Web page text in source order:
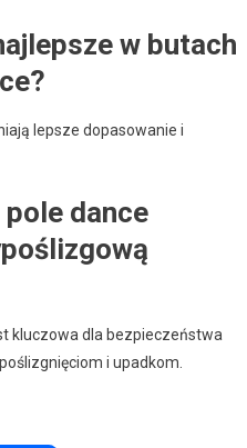
w butach
lepsze dopasowanie i
dance
kluczowa dla bezpieczeństwa
i upadkom.